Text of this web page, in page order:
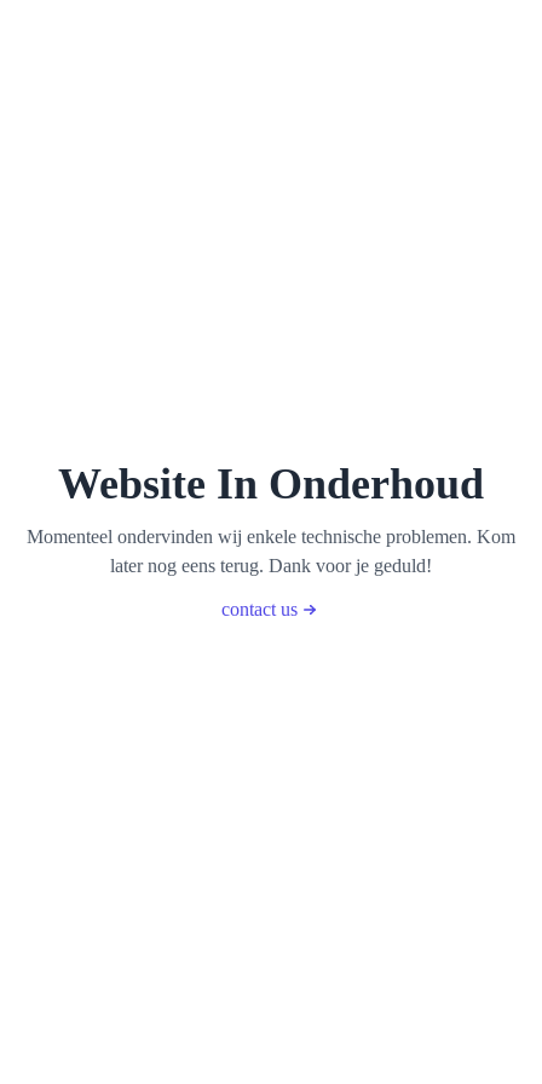
Website In Onderhoud
Momenteel ondervinden wij enkele technische problemen. Kom
later nog eens terug. Dank voor je geduld!
contact us